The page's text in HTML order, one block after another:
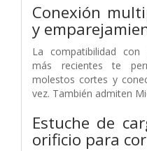
Conexión
y
La compatibilidad
más recientes te
molestos cortes y
vez. También admiten
Estuche de
orificio para